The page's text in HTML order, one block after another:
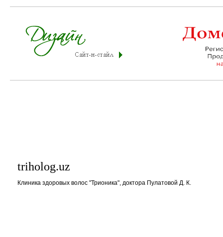
triholog.uz
Клиника здоровых волос "Трионика", доктора Пулатовой Д. К.